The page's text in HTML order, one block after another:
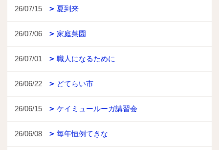
26/07/15 夏到来
26/07/06 家庭菜園
26/07/01 職人になるために
26/06/22 どてらい市
26/06/15 ケイミュールーガ講習会
26/06/08 毎年恒例てきな